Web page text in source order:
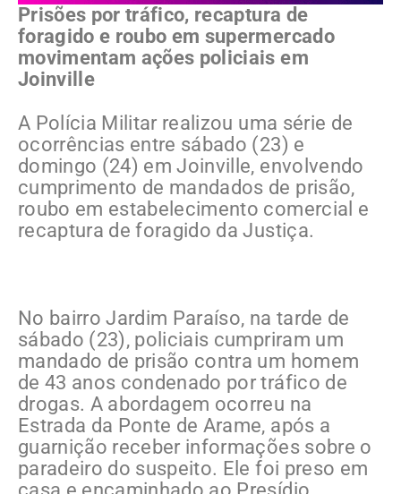
Prisões por tráfico, recaptura de
foragido e roubo em supermercado
movimentam ações policiais em
Joinville
A Polícia Militar realizou uma série de
ocorrências entre sábado (23) e
domingo (24) em Joinville, envolvendo
cumprimento de mandados de prisão,
roubo em estabelecimento comercial e
recaptura de foragido da Justiça.
No bairro Jardim Paraíso, na tarde de
sábado (23), policiais cumpriram um
mandado de prisão contra um homem
de 43 anos condenado por tráfico de
drogas. A abordagem ocorreu na
Estrada da Ponte de Arame, após a
guarnição receber informações sobre o
paradeiro do suspeito. Ele foi preso em